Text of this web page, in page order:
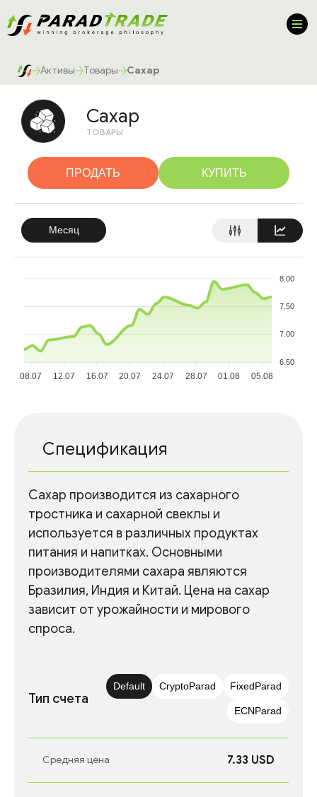
Активы Товары Сахар
Сахар
ТОВАРЫ
ПРОДАТЬ КУПИТЬ
Месяц
8.00
7.50
7.00
6.50
08.07 12.07 16.07 20.07 24.07 28.07 01.08 05.08
Спецификация
Сахар производится из сахарного
тростника и сахарной свеклы и
используется в различных продуктах
питания и напитках. Основными
производителями сахара являются
Бразилия, Индия и Китай. Цена на сахар
зависит от урожайности и мирового
спроса.
Тип счета
Default CryptoParad FixedParad
ECNParad
Средняя цена 7.33 USD